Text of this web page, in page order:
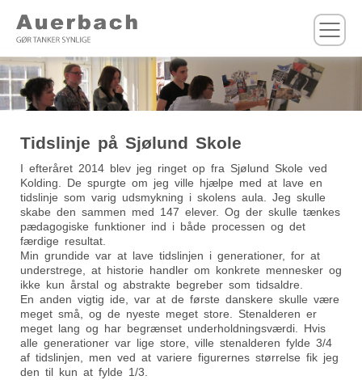
Tidslinje på Sjølund Skole
I efteråret 2014 blev jeg ringet op fra Sjølund Skole ved
Kolding. De spurgte om jeg ville hjælpe med at lave en
tidslinje som varig udsmykning i skolens aula. Jeg skulle
skabe den sammen med 147 elever. Og der skulle tænkes
pædagogiske funktioner ind i både processen og det
færdige resultat.
Min grundide var at lave tidslinjen i generationer, for at
understrege, at historie handler om konkrete mennesker og
ikke kun årstal og abstrakte begreber som tidsaldre.
En anden vigtig ide, var at de første danskere skulle være
meget små, og de nyeste meget store. Stenalderen er
meget lang og har begrænset underholdningsværdi. Hvis
alle generationer var lige store, ville stenalderen fylde 3/4
af tidslinjen, men ved at variere figurernes størrelse fik jeg
den til kun at fylde 1/3.